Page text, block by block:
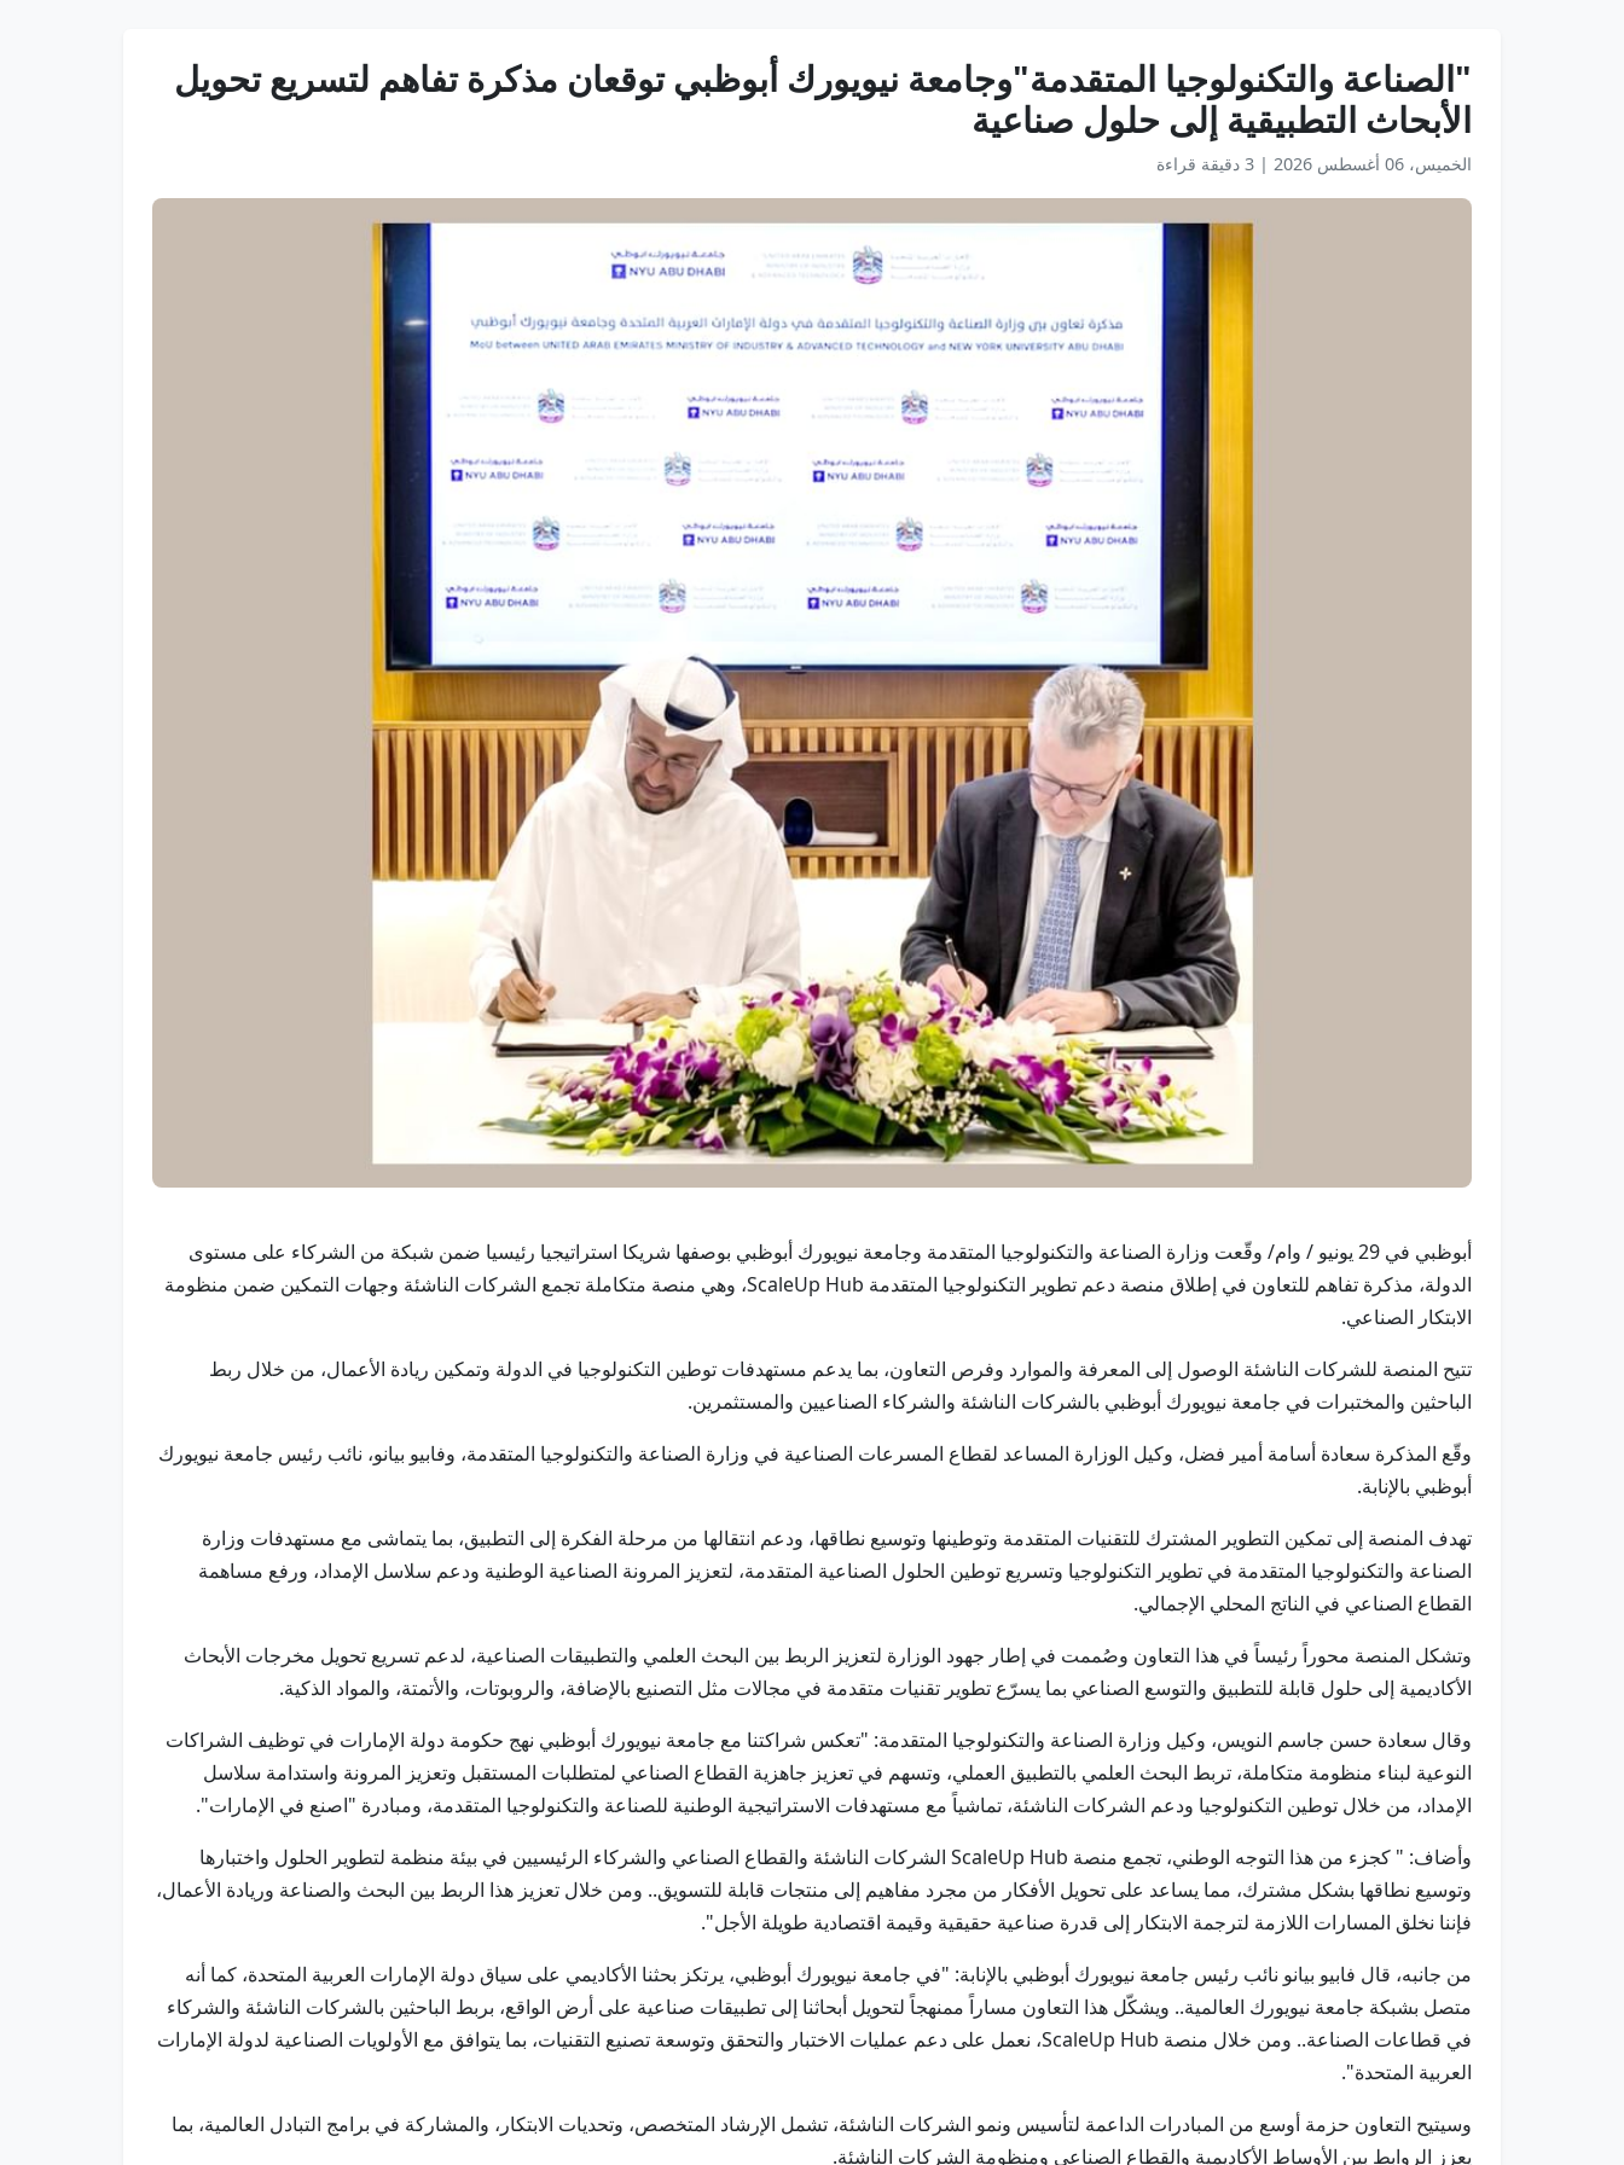
"الصناعة والتكنولوجيا المتقدمة"وجامعة نيويورك أبوظبي توقعان مذكرة تفاهم لتسريع تحويل
الأبحاث التطبيقية إلى حلول صناعية
الخميس، 06 أغسطس 2026 | 3 دقيقة قراءة
أبوظبي في 29 يونيو / وام/ وقّعت وزارة الصناعة والتكنولوجيا المتقدمة وجامعة نيويورك أبوظبي بوصفها شريكا استراتيجيا رئيسيا ضمن شبكة من الشركاء على مستوى
الدولة، مذكرة تفاهم للتعاون في إطلاق منصة دعم تطوير التكنولوجيا المتقدمة ScaleUp Hub، وهي منصة متكاملة تجمع الشركات الناشئة وجهات التمكين ضمن منظومة
الابتكار الصناعي.
تتيح المنصة للشركات الناشئة الوصول إلى المعرفة والموارد وفرص التعاون، بما يدعم مستهدفات توطين التكنولوجيا في الدولة وتمكين ريادة الأعمال، من خلال ربط
الباحثين والمختبرات في جامعة نيويورك أبوظبي بالشركات الناشئة والشركاء الصناعيين والمستثمرين.
وقّع المذكرة سعادة أسامة أمير فضل، وكيل الوزارة المساعد لقطاع المسرعات الصناعية في وزارة الصناعة والتكنولوجيا المتقدمة، وفابيو بيانو، نائب رئيس جامعة نيويورك
أبوظبي بالإنابة.
تهدف المنصة إلى تمكين التطوير المشترك للتقنيات المتقدمة وتوطينها وتوسيع نطاقها، ودعم انتقالها من مرحلة الفكرة إلى التطبيق، بما يتماشى مع مستهدفات وزارة
الصناعة والتكنولوجيا المتقدمة في تطوير التكنولوجيا وتسريع توطين الحلول الصناعية المتقدمة، لتعزيز المرونة الصناعية الوطنية ودعم سلاسل الإمداد، ورفع مساهمة
القطاع الصناعي في الناتج المحلي الإجمالي.
وتشكل المنصة محوراً رئيساً في هذا التعاون وصُممت في إطار جهود الوزارة لتعزيز الربط بين البحث العلمي والتطبيقات الصناعية، لدعم تسريع تحويل مخرجات الأبحاث
الأكاديمية إلى حلول قابلة للتطبيق والتوسع الصناعي بما يسرّع تطوير تقنيات متقدمة في مجالات مثل التصنيع بالإضافة، والروبوتات، والأتمتة، والمواد الذكية.
وقال سعادة حسن جاسم النويس، وكيل وزارة الصناعة والتكنولوجيا المتقدمة: "تعكس شراكتنا مع جامعة نيويورك أبوظبي نهج حكومة دولة الإمارات في توظيف الشراكات
النوعية لبناء منظومة متكاملة، تربط البحث العلمي بالتطبيق العملي، وتسهم في تعزيز جاهزية القطاع الصناعي لمتطلبات المستقبل وتعزيز المرونة واستدامة سلاسل
الإمداد، من خلال توطين التكنولوجيا ودعم الشركات الناشئة، تماشياً مع مستهدفات الاستراتيجية الوطنية للصناعة والتكنولوجيا المتقدمة، ومبادرة "اصنع في الإمارات".
وأضاف: " كجزء من هذا التوجه الوطني، تجمع منصة ScaleUp Hub الشركات الناشئة والقطاع الصناعي والشركاء الرئيسيين في بيئة منظمة لتطوير الحلول واختبارها
وتوسيع نطاقها بشكل مشترك، مما يساعد على تحويل الأفكار من مجرد مفاهيم إلى منتجات قابلة للتسويق.. ومن خلال تعزيز هذا الربط بين البحث والصناعة وريادة الأعمال،
فإننا نخلق المسارات اللازمة لترجمة الابتكار إلى قدرة صناعية حقيقية وقيمة اقتصادية طويلة الأجل".
من جانبه، قال فابيو بيانو نائب رئيس جامعة نيويورك أبوظبي بالإنابة: "في جامعة نيويورك أبوظبي، يرتكز بحثنا الأكاديمي على سياق دولة الإمارات العربية المتحدة، كما أنه
متصل بشبكة جامعة نيويورك العالمية.. ويشكّل هذا التعاون مساراً ممنهجاً لتحويل أبحاثنا إلى تطبيقات صناعية على أرض الواقع، بربط الباحثين بالشركات الناشئة والشركاء
في قطاعات الصناعة.. ومن خلال منصة ScaleUp Hub، نعمل على دعم عمليات الاختبار والتحقق وتوسعة تصنيع التقنيات، بما يتوافق مع الأولويات الصناعية لدولة الإمارات
العربية المتحدة".
وسيتيح التعاون حزمة أوسع من المبادرات الداعمة لتأسيس ونمو الشركات الناشئة، تشمل الإرشاد المتخصص، وتحديات الابتكار، والمشاركة في برامج التبادل العالمية، بما
يعزز الروابط بين الأوساط الأكاديمية والقطاع الصناعي ومنظومة الشركات الناشئة.